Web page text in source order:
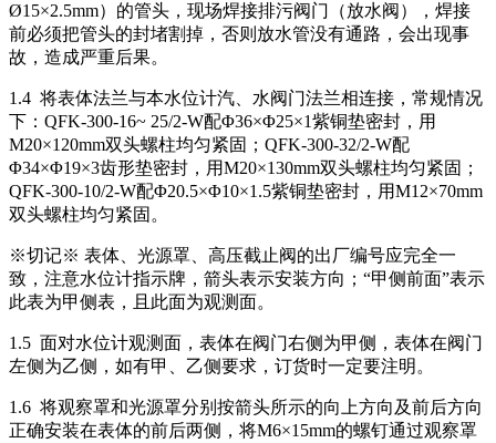
Ø15×2.5mm）的管头，现场焊接排污阀门（放水阀），焊接
前必须把管头的封堵割掉，否则放水管没有通路，会出现事
故，造成严重后果。
1.4 将表体法兰与本水位计汽、水阀门法兰相连接，常规情况
下：QFK-300-16~ 25/2-W配Φ36×Φ25×1紫铜垫密封，用
M20×120mm双头螺柱均匀紧固；QFK-300-32/2-W配
Φ34×Φ19×3齿形垫密封，用M20×130mm双头螺柱均匀紧固；
QFK-300-10/2-W配Φ20.5×Φ10×1.5紫铜垫密封，用M12×70mm
双头螺柱均匀紧固。
※切记※ 表体、光源罩、高压截止阀的出厂编号应完全一
致，注意水位计指示牌，箭头表示安装方向；“甲侧前面”表示
此表为甲侧表，且此面为观测面。
1.5 面对水位计观测面，表体在阀门右侧为甲侧，表体在阀门
左侧为乙侧，如有甲、乙侧要求，订货时一定要注明。
1.6 将观察罩和光源罩分别按箭头所示的向上方向及前后方向
正确安装在表体的前后两侧，将M6×15mm的螺钉通过观察罩